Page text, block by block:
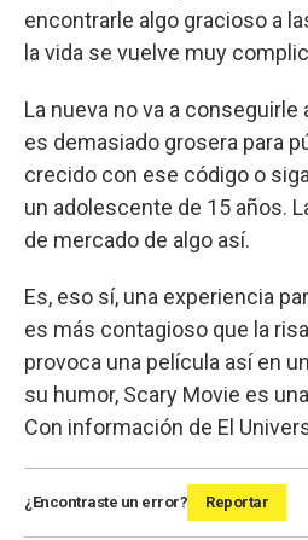
encontrarle algo gracioso a
la vida se vuelve muy
La nueva no va a conseguirle
es demasiado grosera para
crecido con ese código o
un adolescente de 15 años.
de mercado de algo así.
Es, eso sí, una experiencia
es más contagioso que la
provoca una película así en
su humor, Scary Movie es
Con información de El
¿Encontraste un error? Reportar